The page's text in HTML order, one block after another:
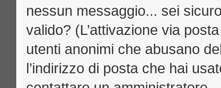
nessun messaggio... sei
valido? (L’attivazione via
utenti anonimi che abusano
l’indirizzo di posta che hai